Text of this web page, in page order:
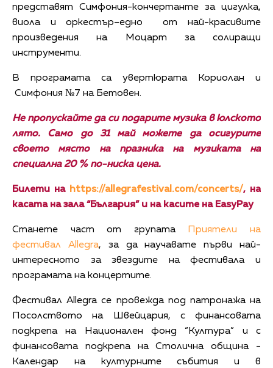
представят Симфония-кончертанте за цигулка,
виола и оркестър–едно от най-красивите
произведения на Моцарт за солиращи
инструменти.
В програмата са увертюрата Кориолан и
Симфония №7 на Бетовен.
Не пропускайте да си подарите музика в юлското
лято. Само до 31 май можете да осигурите
своето място на празника на музиката на
специална 20 % по-ниска цена.
Билети на https://allegrafestival.com/concerts/, на
касата на зала “България” и на касите на EasyPay
Станете част от групата
Приятели на
фестивал Allegra, за да научавате първи най-
интересното за звездите на фестивала и
програмата на концертите.
Фестивал Allegra се провежда под патронажа на
Посолството на Швейцария, с финансовата
подкрепа на Национален фонд “Култура” и с
финансовата подкрепа на Столична община -
Календар на културните събития и в